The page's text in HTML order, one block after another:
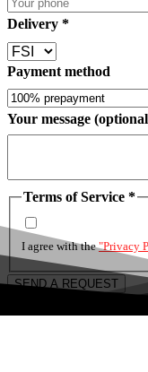
Delivery *
Payment method
Your message
Terms of Service *
I agree with the"Privacy
SEND A REQUEST